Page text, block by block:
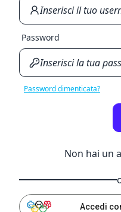
Password
Password dimenticata?
Non hai un
Accedi